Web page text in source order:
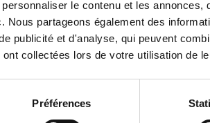
le contenu et les
Nous partageons également des
publicité et d'analyse, qui peuvent
collectées lors de votre utilisation de
Préférences